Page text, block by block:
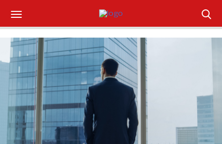
Suscríbase
Iniciar sesión
Portada
¿Qué está pasando?
Sectores y Empresas